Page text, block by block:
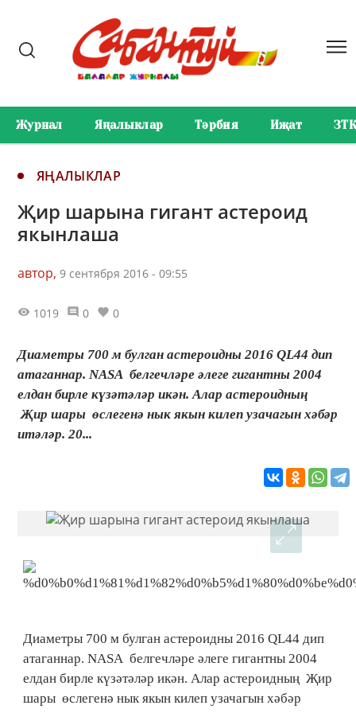
Журнал Яңалыклар Тәрбия Иҗат ЗТК
ЯҢАЛЫКЛАР
Җир шарына гигант астероид
якынлаша
автор, 9 сентября 2016 - 09:55
1019 0 0
Диаметры 700 м булган астероидны 2016 QL44 дип
атаганнар. NASA белгечләре әлеге гигантны 2004
елдан бирле күзәтәләр икән. Алар астероидның
Җир шары өслегенә нык якын килеп узачагын хәбәр
итәләр. 20...
Диаметры 700 м булган астероидны 2016 QL44 дип
атаганнар. NASA белгечләре әлеге гигантны 2004
елдан бирле күзәтәләр икән. Алар астероидның Җир
шары өслегенә нык якын килеп узачагын хәбәр